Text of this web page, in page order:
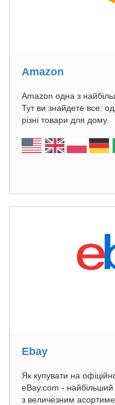
Amazon
Amazon одна з
Тут ви знайдете все:
різні товари для дому.
Ebay
Як купувати на
eBay.com - найбільший
з величезним